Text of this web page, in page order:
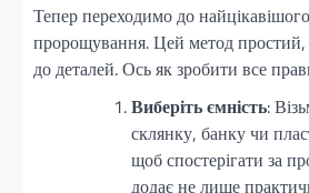
Тепер переходимо до
пророщування. Цей метод простий,
до деталей. Ось як зробити все
Виберіть ємність:
склянку, банку чи
щоб спостерігати за
додає не лише